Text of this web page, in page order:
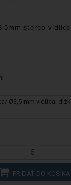
stereo
Ø3,5 mm vidlica;
PRIDAŤ DO KOŠÍKA